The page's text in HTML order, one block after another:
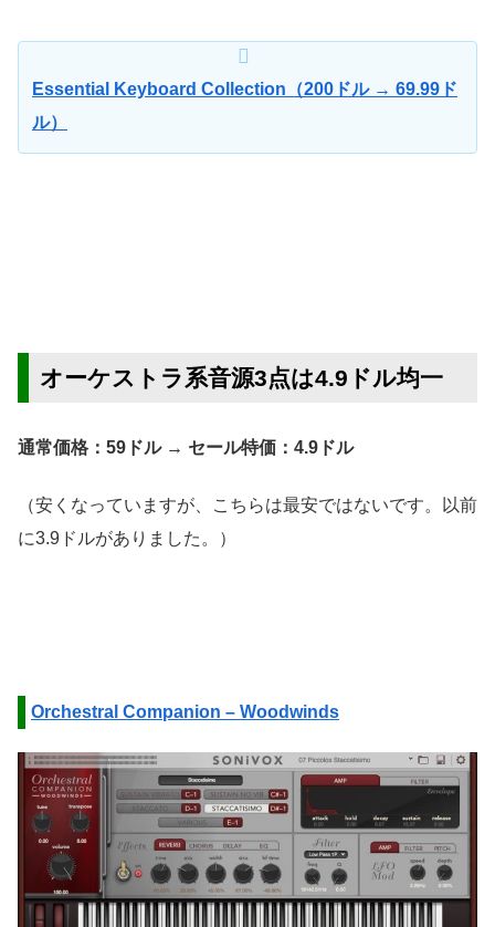
Essential Keyboard Collection（200ドル → 69.99ド
ル）
オーケストラ系音源3点は4.9ドル均一
通常価格：59ドル → セール特価：4.9ドル
（安くなっていますが、こちらは最安ではないです。以前
に3.9ドルがありました。）
Orchestral Companion – Woodwinds